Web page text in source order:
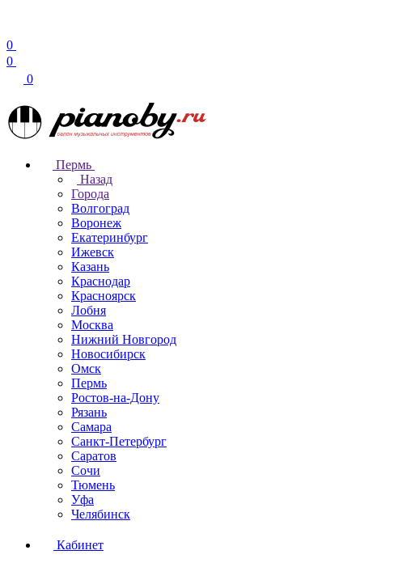
0
0
0
Пермь
Назад
Города
Волгоград
Воронеж
Екатеринбург
Ижевск
Казань
Краснодар
Красноярск
Лобня
Москва
Нижний Новгород
Новосибирск
Омск
Пермь
Ростов-на-Дону
Рязань
Самара
Санкт-Петербург
Саратов
Сочи
Тюмень
Уфа
Челябинск
Кабинет